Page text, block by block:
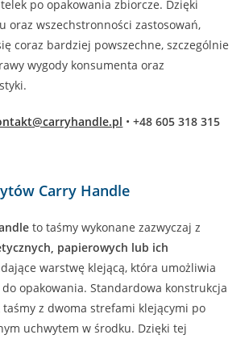
po opakowania zbiorcze. Dzięki
oraz wszechstronności zastosowań,
coraz bardziej powszechne, szczególnie
wygody konsumenta oraz
•+48 605 318 315
Carry Handle
to taśmy wykonane zazwyczaj z
papierowych lub ich
warstwę klejącą, która umożliwia
do opakowania. Standardowa konstrukcja
z dwoma strefami klejącymi po
uchwytem w środku. Dzięki tej